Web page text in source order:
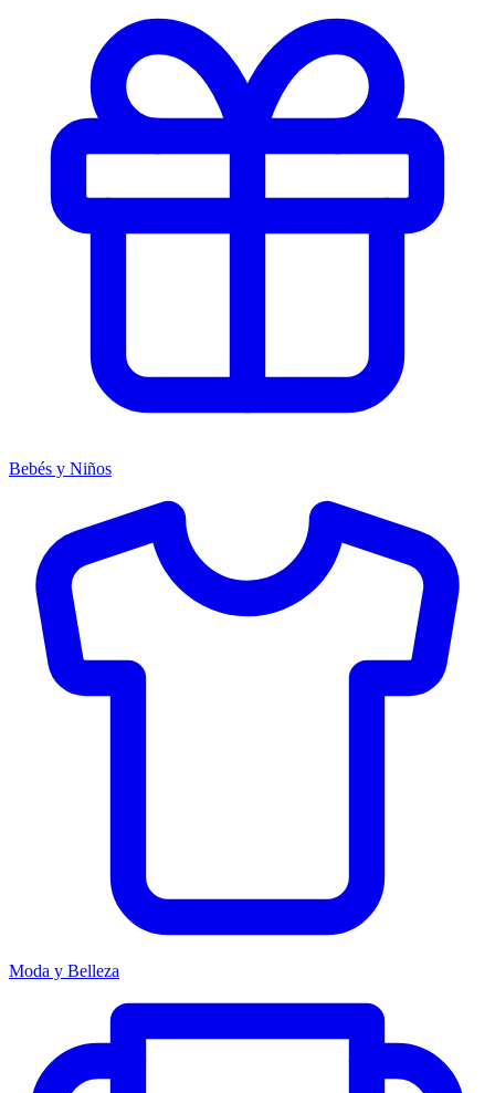
Bebés y Niños
Moda y Belleza